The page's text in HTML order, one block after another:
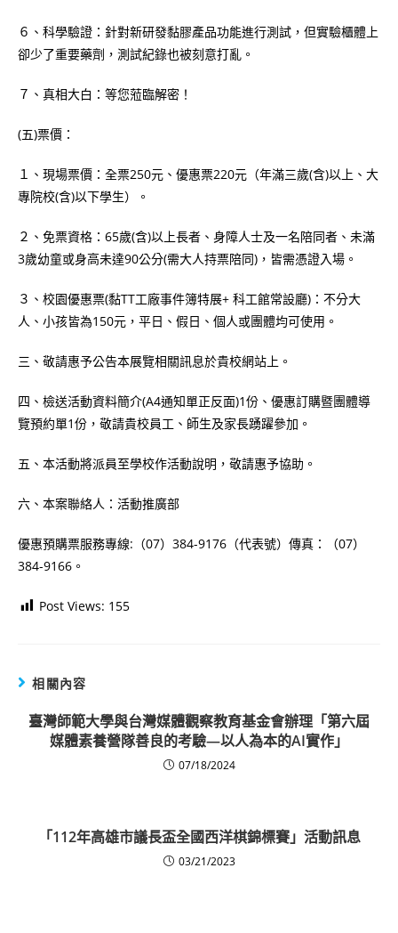
６、科學驗證：針對新研發黏膠產品功能進行測試，但實驗櫃體上
卻少了重要藥劑，測試紀錄也被刻意打亂。
７、真相大白：等您蒞臨解密！
(五)票價：
１、現場票價：全票250元、優惠票220元（年滿三歲(含)以上、大
專院校(含)以下學生）。
２、免票資格：65歲(含)以上長者、身障人士及一名陪同者、未滿
3歲幼童或身高未達90公分(需大人持票陪同)，皆需憑證入場。
３、校園優惠票(黏TT工廠事件簿特展+ 科工館常設廳)：不分大
人、小孩皆為150元，平日、假日、個人或團體均可使用。
三、敬請惠予公告本展覽相關訊息於貴校網站上。
四、檢送活動資料簡介(A4通知單正反面)1份、優惠訂購暨團體導
覽預約單1份，敬請貴校員工、師生及家長踴躍參加。
五、本活動將派員至學校作活動說明，敬請惠予協助。
六、本案聯絡人：活動推廣部
優惠預購票服務專線:（07）384-9176（代表號）傳真：（07）
384-9166。
Post Views: 155
相關內容
臺灣師範大學與台灣媒體觀察教育基金會辦理「第六屆
媒體素養營隊善良的考驗—以人為本的AI實作」
07/18/2024
「112年高雄市議長盃全國西洋棋錦標賽」活動訊息
03/21/2023